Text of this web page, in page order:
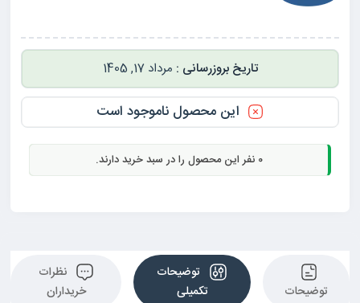
مرداد 17, 1405
این محصول ناموجود است
0 نفر این محصول را در سبد خرید دارند.
توضیحات
توضیحات
تکمیلی
نظرات
خریداران